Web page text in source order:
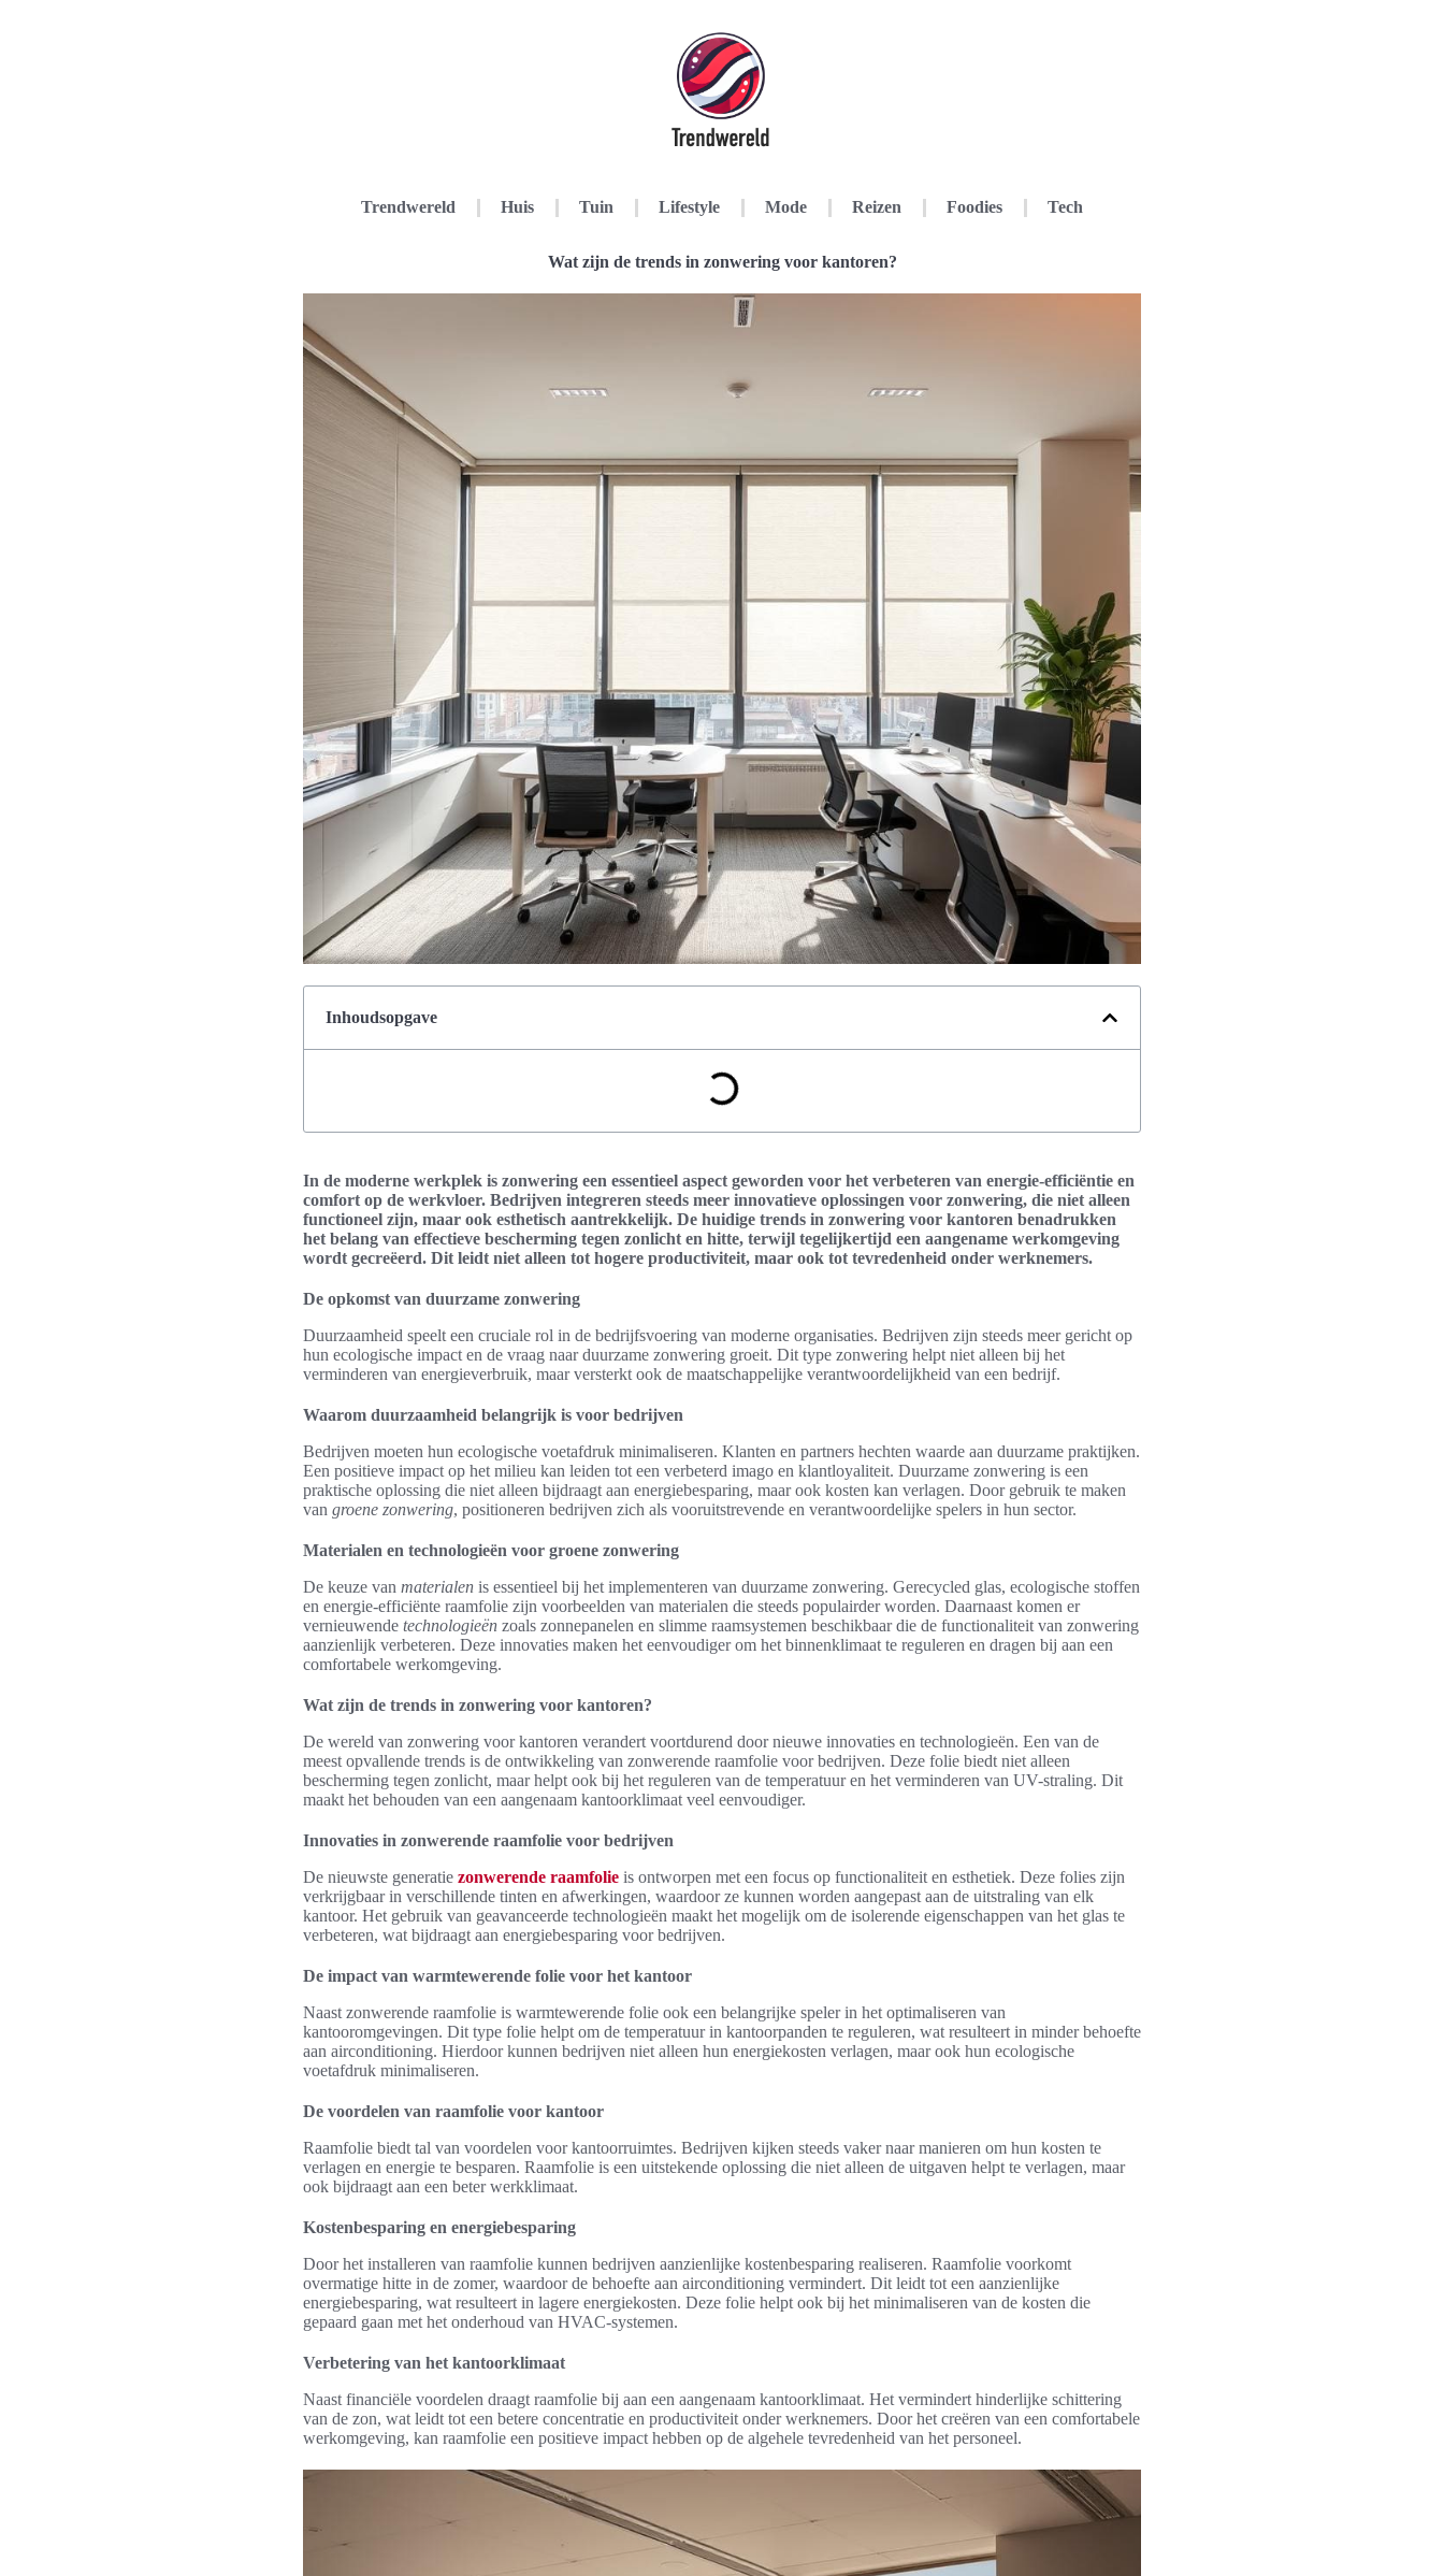
Trendwereld Huis Tuin Lifestyle Mode Reizen Foodies Tech
Wat zijn de trends in zonwering voor kantoren?
Inhoudsopgave
In de moderne werkplek is zonwering een essentieel aspect geworden voor het verbeteren van energie-efficiëntie en
comfort op de werkvloer. Bedrijven integreren steeds meer innovatieve oplossingen voor zonwering, die niet alleen
functioneel zijn, maar ook esthetisch aantrekkelijk. De huidige trends in zonwering voor kantoren benadrukken
het belang van effectieve bescherming tegen zonlicht en hitte, terwijl tegelijkertijd een aangename werkomgeving
wordt gecreëerd. Dit leidt niet alleen tot hogere productiviteit, maar ook tot tevredenheid onder werknemers.
De opkomst van duurzame zonwering
Duurzaamheid speelt een cruciale rol in de bedrijfsvoering van moderne organisaties. Bedrijven zijn steeds meer gericht op
hun ecologische impact en de vraag naar duurzame zonwering groeit. Dit type zonwering helpt niet alleen bij het
verminderen van energieverbruik, maar versterkt ook de maatschappelijke verantwoordelijkheid van een bedrijf.
Waarom duurzaamheid belangrijk is voor bedrijven
Bedrijven moeten hun ecologische voetafdruk minimaliseren. Klanten en partners hechten waarde aan duurzame praktijken.
Een positieve impact op het milieu kan leiden tot een verbeterd imago en klantloyaliteit. Duurzame zonwering is een
praktische oplossing die niet alleen bijdraagt aan energiebesparing, maar ook kosten kan verlagen. Door gebruik te maken
van groene zonwering, positioneren bedrijven zich als vooruitstrevende en verantwoordelijke spelers in hun sector.
Materialen en technologieën voor groene zonwering
De keuze van materialen is essentieel bij het implementeren van duurzame zonwering. Gerecycled glas, ecologische stoffen
en energie-efficiënte raamfolie zijn voorbeelden van materialen die steeds populairder worden. Daarnaast komen er
vernieuwende technologieën zoals zonnepanelen en slimme raamsystemen beschikbaar die de functionaliteit van zonwering
aanzienlijk verbeteren. Deze innovaties maken het eenvoudiger om het binnenklimaat te reguleren en dragen bij aan een
comfortabele werkomgeving.
Wat zijn de trends in zonwering voor kantoren?
De wereld van zonwering voor kantoren verandert voortdurend door nieuwe innovaties en technologieën. Een van de
meest opvallende trends is de ontwikkeling van zonwerende raamfolie voor bedrijven. Deze folie biedt niet alleen
bescherming tegen zonlicht, maar helpt ook bij het reguleren van de temperatuur en het verminderen van UV-straling. Dit
maakt het behouden van een aangenaam kantoorklimaat veel eenvoudiger.
Innovaties in zonwerende raamfolie voor bedrijven
De nieuwste generatie zonwerende raamfolie is ontworpen met een focus op functionaliteit en esthetiek. Deze folies zijn
verkrijgbaar in verschillende tinten en afwerkingen, waardoor ze kunnen worden aangepast aan de uitstraling van elk
kantoor. Het gebruik van geavanceerde technologieën maakt het mogelijk om de isolerende eigenschappen van het glas te
verbeteren, wat bijdraagt aan energiebesparing voor bedrijven.
De impact van warmtewerende folie voor het kantoor
Naast zonwerende raamfolie is warmtewerende folie ook een belangrijke speler in het optimaliseren van
kantooromgevingen. Dit type folie helpt om de temperatuur in kantoorpanden te reguleren, wat resulteert in minder behoefte
aan airconditioning. Hierdoor kunnen bedrijven niet alleen hun energiekosten verlagen, maar ook hun ecologische
voetafdruk minimaliseren.
De voordelen van raamfolie voor kantoor
Raamfolie biedt tal van voordelen voor kantoorruimtes. Bedrijven kijken steeds vaker naar manieren om hun kosten te
verlagen en energie te besparen. Raamfolie is een uitstekende oplossing die niet alleen de uitgaven helpt te verlagen, maar
ook bijdraagt aan een beter werkklimaat.
Kostenbesparing en energiebesparing
Door het installeren van raamfolie kunnen bedrijven aanzienlijke kostenbesparing realiseren. Raamfolie voorkomt
overmatige hitte in de zomer, waardoor de behoefte aan airconditioning vermindert. Dit leidt tot een aanzienlijke
energiebesparing, wat resulteert in lagere energiekosten. Deze folie helpt ook bij het minimaliseren van de kosten die
gepaard gaan met het onderhoud van HVAC-systemen.
Verbetering van het kantoorklimaat
Naast financiële voordelen draagt raamfolie bij aan een aangenaam kantoorklimaat. Het vermindert hinderlijke schittering
van de zon, wat leidt tot een betere concentratie en productiviteit onder werknemers. Door het creëren van een comfortabele
werkomgeving, kan raamfolie een positieve impact hebben op de algehele tevredenheid van het personeel.